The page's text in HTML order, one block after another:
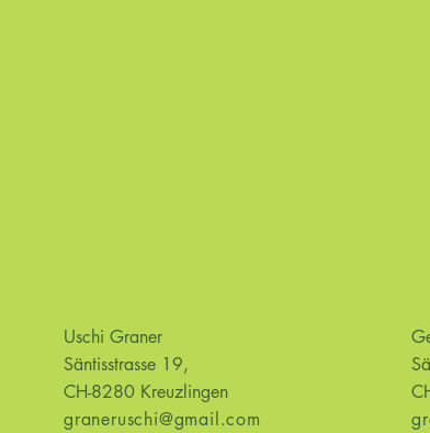
Uschi Graner
Säntisstrasse 19,
CH-8280 Kreuzlingen
graneruschi@gmail.com